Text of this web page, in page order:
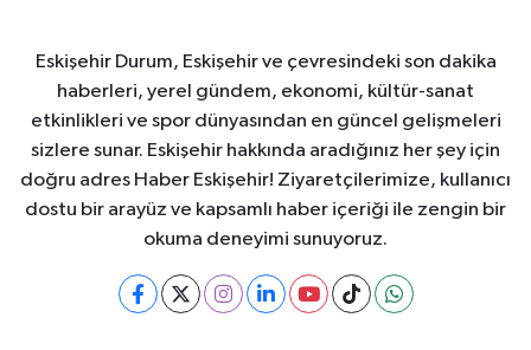
Eskişehir Durum, Eskişehir ve çevresindeki son dakika
haberleri, yerel gündem, ekonomi, kültür-sanat
etkinlikleri ve spor dünyasından en güncel gelişmeleri
sizlere sunar. Eskişehir hakkında aradığınız her şey için
doğru adres Haber Eskişehir! Ziyaretçilerimize, kullanıcı
dostu bir arayüz ve kapsamlı haber içeriği ile zengin bir
okuma deneyimi sunuyoruz.